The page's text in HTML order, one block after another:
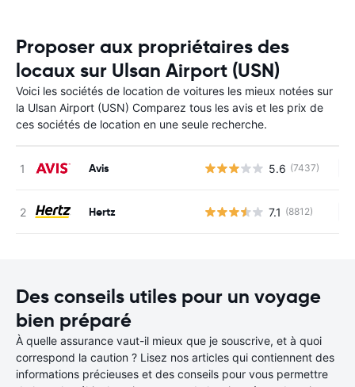
Proposer aux propriétaires des
locaux sur Ulsan Airport (USN)
Voici les sociétés de location de voitures les mieux notées sur
la Ulsan Airport (USN) Comparez tous les avis et les prix de
ces sociétés de location en une seule recherche.
Avis 5.6 (7437)
Hertz 7.1 (8812)
Des conseils utiles pour un voyage
bien préparé
À quelle assurance vaut-il mieux que je souscrive, et à quoi
correspond la caution ? Lisez nos articles qui contiennent des
informations précieuses et des conseils pour vous permettre